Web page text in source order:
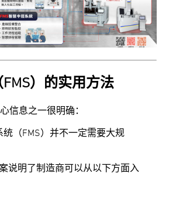
）的实用方法
信息之一很明确：
统（FMS）并不一定需要大规
说明了制造商可以从以下方面入